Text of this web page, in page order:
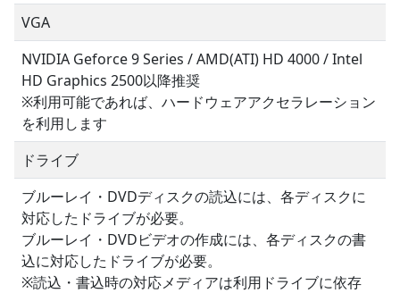
VGA
NVIDIA Geforce 9 Series / AMD(ATI) HD 4000 / Intel
HD Graphics 2500以降推奨
※利用可能であれば、ハードウェアアクセラレーション
を利用します
ドライブ
ブルーレイ・DVDディスクの読込には、各ディスクに
対応したドライブが必要。
ブルーレイ・DVDビデオの作成には、各ディスクの書
込に対応したドライブが必要。
※読込・書込時の対応メディアは利用ドライブに依存